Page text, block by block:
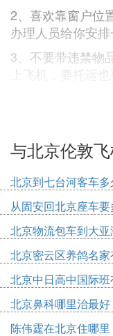
2、喜欢靠窗户位
办理人员给你安排
3、不要带违禁物
上飞机，要托运
4、托运的凭证一
相对应。小心别拿
Ⅲ 从北京到伦
从北京到伦敦的
0多个小时、20多
有差异。
Ⅳ 从北京坐飞
间
北京—伦敦
与北京伦敦
北京到七台河客车多
从固安回北京座车要
北京物流包车到大
钱
北京密云区养鸽名
人
北京中日高中国际
北京鼻科哪里治最好
陈伟霆在北京住哪里